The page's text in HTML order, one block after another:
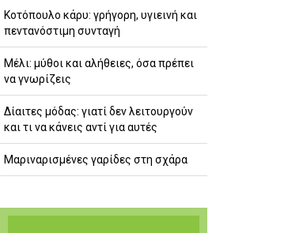
Κοτόπουλο κάρυ: γρήγορη, υγιεινή και
πεντανόστιμη συνταγή
Μέλι: μύθοι και αλήθειες, όσα πρέπει
να γνωρίζεις
Δίαιτες μόδας: γιατί δεν λειτουργούν
και τι να κάνεις αντί για αυτές
Μαριναρισμένες γαρίδες στη σχάρα